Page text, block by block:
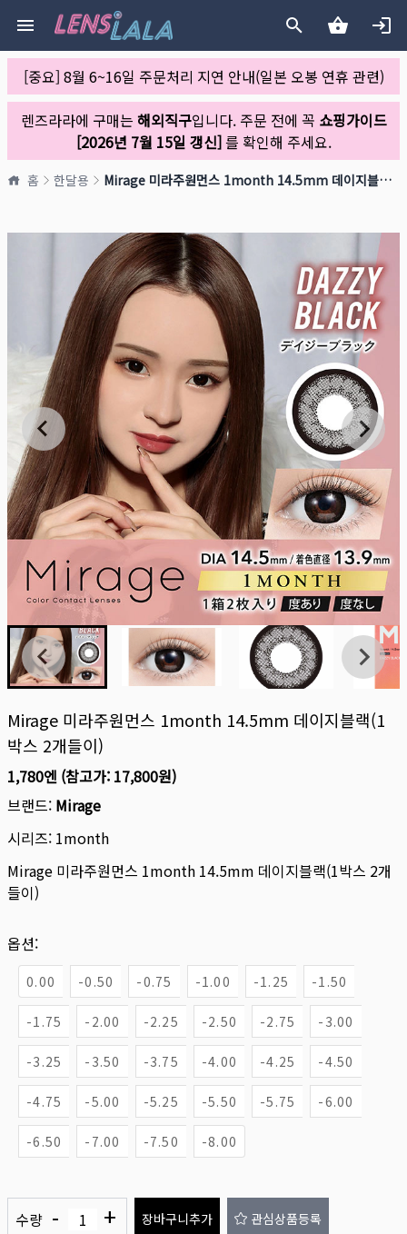
[중요] 8월 6~16일 주문처리 지연 안내(일본 오봉 연휴 관련)
렌즈라라에 구매는 해외직구입니다. 주문 전에 꼭 쇼핑가이드
[2026년 7월 15일 갱신]를 확인해 주세요.
홈 한달용 Mirage 미라주원먼스 1month 14.5mm 데이지블랙(1박스 2개들이)
Mirage 미라주원먼스 1month 14.5mm 데이지블랙(1
박스 2개들이)
1,780엔 (참고가: 17,800원)
브랜드: Mirage
시리즈: 1month
Mirage 미라주원먼스 1month 14.5mm 데이지블랙(1박스 2개
들이)
옵션:
0.00 -0.50 -0.75 -1.00 -1.25 -1.50
-1.75 -2.00 -2.25 -2.50 -2.75 -3.00
-3.25 -3.50 -3.75 -4.00 -4.25 -4.50
-4.75 -5.00 -5.25 -5.50 -5.75 -6.00
-6.50 -7.00 -7.50 -8.00
수량 - + 장바구니추가 관심상품등록